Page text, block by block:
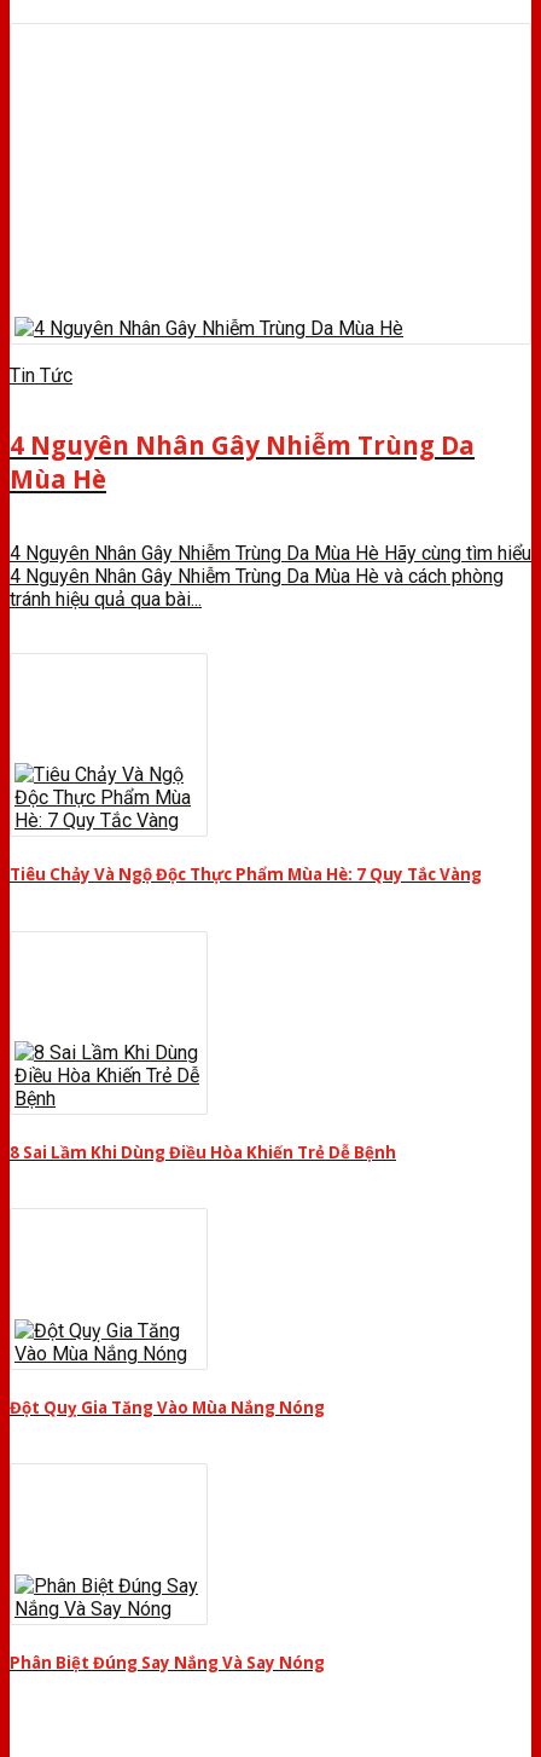
Tin Tức
4 Nguyên Nhân Gây Nhiễm Trùng Da
Mùa Hè
4 Nguyên Nhân Gây Nhiễm Trùng Da Mùa Hè Hãy cùng tìm hiểu
4 Nguyên Nhân Gây Nhiễm Trùng Da Mùa Hè và cách phòng
tránh hiệu quả qua bài...
Tiêu Chảy Và Ngộ Độc Thực Phẩm Mùa Hè: 7 Quy Tắc Vàng
8 Sai Lầm Khi Dùng Điều Hòa Khiến Trẻ Dễ Bệnh
Đột Quỵ Gia Tăng Vào Mùa Nắng Nóng
Phân Biệt Đúng Say Nắng Và Say Nóng